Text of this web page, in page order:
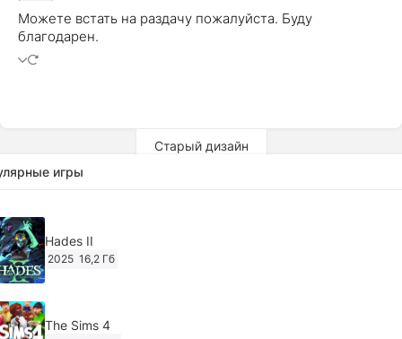
Можете встать на раздачу пожалуйста. Буду
благодарен.
Старый дизайн
игры
Hades II
2025 16,2 Гб
The Sims 4